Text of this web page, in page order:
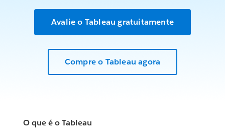
Avalie o Tableau gratuitamente
Compre o Tableau agora
O que é o Tableau